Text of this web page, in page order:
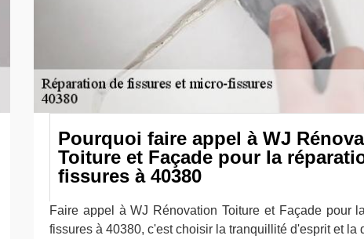
Pourquoi faire appel à WJ
Toiture et Façade pour la
fissures à 40380
Faire appel à WJ Rénovation Toiture et Façade pour
fissures à 40380, c'est choisir la tranquillité d'esprit et la